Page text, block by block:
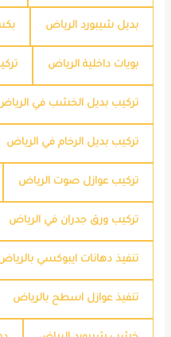
بديل شيبورد الرياض
بويات داخلية الرياض
تركيب بديل الخشب في الرياض
تركيب بديل الرخام في الرياض
تركيب عوازل صوت الرياض
تركيب ورق جدران في الرياض
تنفيذ دهانات ايبوكسي بالرياض
تنفيذ عوازل اسطح بالرياض